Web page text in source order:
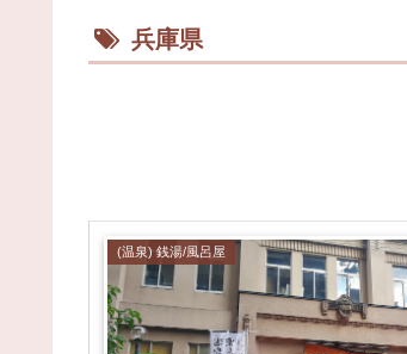
兵庫県
(温泉) 銭湯/風呂屋